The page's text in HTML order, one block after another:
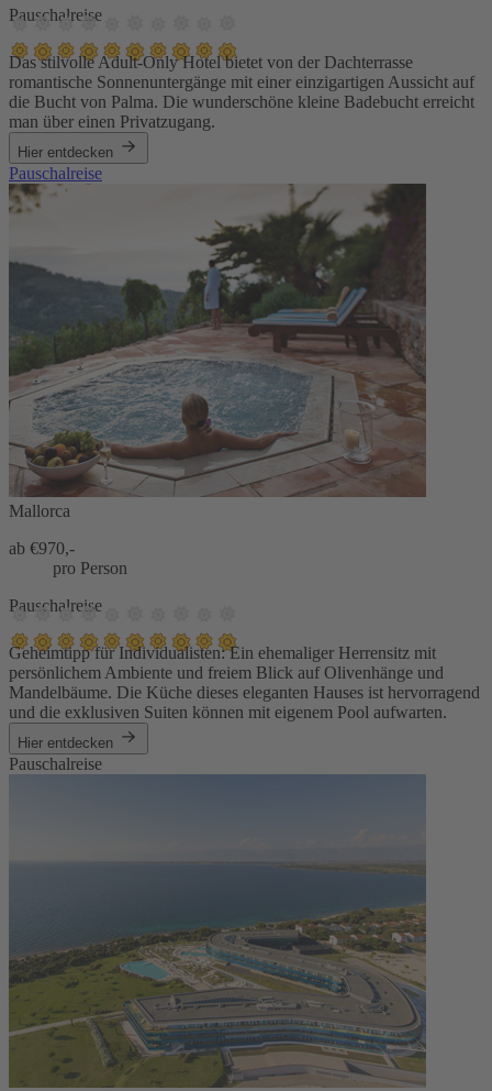
Pauschalreise
Das stilvolle Adult-Only Hotel bietet von der Dachterrasse
romantische Sonnenuntergänge mit einer einzigartigen Aussicht auf
die Bucht von Palma. Die wunderschöne kleine Badebucht erreicht
man über einen Privatzugang.
Hier entdecken
Pauschalreise
Mallorca
ab €970,-
pro Person
Pauschalreise
Geheimtipp für Individualisten: Ein ehemaliger Herrensitz mit
persönlichem Ambiente und freiem Blick auf Olivenhänge und
Mandelbäume. Die Küche dieses eleganten Hauses ist hervorragend
und die exklusiven Suiten können mit eigenem Pool aufwarten.
Hier entdecken
Pauschalreise